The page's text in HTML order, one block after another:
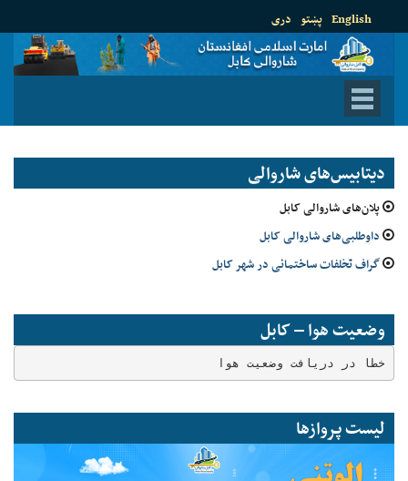
دری پښتو English
دیتابیس‌های شاروالی
پلان‌های شاروالی کابل
داوطلبی‌های شاروالی کابل
گراف تخلفات ساختمانی در شهر کابل
وضعیت هوا – کابل
خطا در دریافت وضعیت هوا
لیست پروازها